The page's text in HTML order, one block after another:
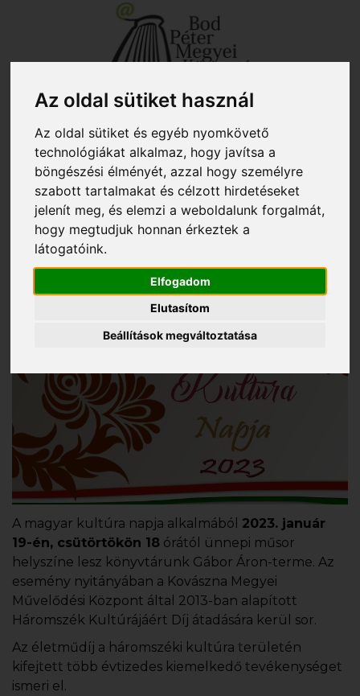
Az oldal sütiket használ
Az oldal sütiket és egyéb nyomkövető
technológiákat alkalmaz, hogy javítsa a
böngészési élményét, azzal hogy személyre
szabott tartalmakat és célzott hirdetéseket
jelenít meg, és elemzi a weboldalunk forgalmát,
hogy megtudjuk honnan érkeztek a
látogatóink.
Elfogadom
Elutasítom
Beállítások megváltoztatása
+40 267 351 609 - titkárság
+40 267 312 133 - kölcsönző
OLVASÓI FIÓK
EN
Itt vagy: »Rendezvények
Díjátadó és zenés-irodalmi előadás
A magyar kultúra napja alkalmából 2023. január
19-én, csütörtökön 18 órától ünnepi műsor
helyszíne lesz könyvtárunk Gábor Áron-terme. Az
esemény nyitányában a Kovászna Megyei
Művelődési Központ által 2013-ban alapított
Háromszék Kultúrájáért Díj átadására kerül sor.
Az életműdíj a háromszéki kultúra területén
kifejtett több évtizedes kiemelkedő tevékenységet
ismeri el.